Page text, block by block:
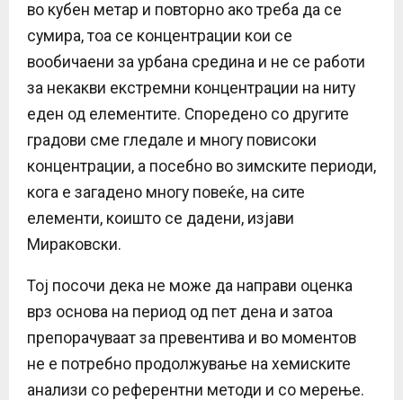
во кубен метар и повторно ако треба да се
сумира, тоа се концентрации кои се
вообичаени за урбана средина и не се работи
за некакви екстремни концентрации на ниту
еден од елементите. Споредено со другите
градови сме гледале и многу повисоки
концентрации, а посебно во зимските периоди,
кога е загадено многу повеќе, на сите
елементи, коишто се дадени, изјави
Мираковски.
Тој посочи дека не може да направи оценка
врз основа на период од пет дена и затоа
препорачуваат за превентива и во моментов
не е потребно продолжување на хемиските
анализи со референтни методи и со мерење.